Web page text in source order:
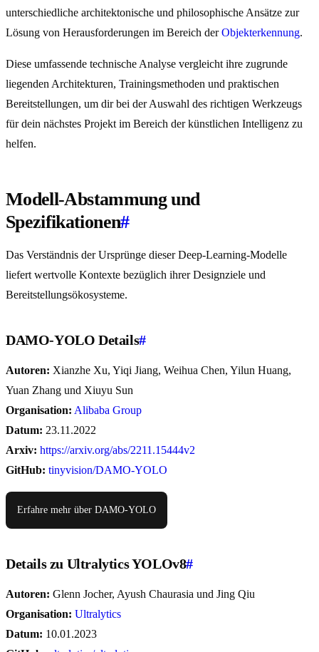
unterschiedliche architektonische und philosophische Ansätze zur
Lösung von Herausforderungen im Bereich derObjekterkennung.
Diese umfassende technische Analyse vergleicht ihre zugrunde
liegenden Architekturen, Trainingsmethoden und praktischen
Bereitstellungen, um dir bei der Auswahl des richtigen Werkzeugs
für dein nächstes Projekt im Bereich der künstlichen Intelligenz zu
helfen.
Modell-Abstammung und
Spezifikationen#
Das Verständnis der Ursprünge dieser Deep-Learning-Modelle
liefert wertvolle Kontexte bezüglich ihrer Designziele und
Bereitstellungsökosysteme.
DAMO-YOLO Details#
Autoren: Xianzhe Xu, Yiqi Jiang, Weihua Chen, Yilun Huang,
Yuan Zhang und Xiuyu Sun
Organisation: Alibaba Group
Datum: 23.11.2022
Arxiv: https://arxiv.org/abs/2211.15444v2
GitHub: tinyvision/DAMO-YOLO
Erfahre mehr über DAMO-YOLO
Details zu Ultralytics YOLOv8#
Autoren: Glenn Jocher, Ayush Chaurasia und Jing Qiu
Organisation: Ultralytics
Datum: 10.01.2023